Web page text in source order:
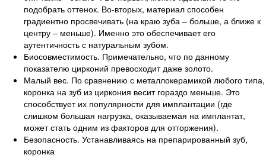
подобрать оттенок. Во-вторых, материал способен
градиентно просвечивать (на краю зуба – больше, а ближе к
центру – меньше). Именно это обеспечивает его
аутентичность с натуральным зубом.
Биосовместимость. Примечательно, что по данному
показателю цирконий превосходит даже золото.
Малый вес. По сравнению с металлокерамикой любого типа,
коронка на зуб из циркония весит гораздо меньше. Это
способствует их популярности для имплантации (где
слишком большая нагрузка, оказываемая на имплантат,
может стать одним из факторов для отторжения).
Безопасность. Устанавливаясь на препарированный зуб,
коронка